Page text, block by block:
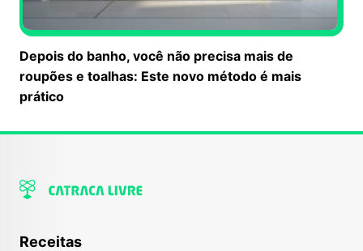
Depois do banho, você não precisa mais de
roupões e toalhas: Este novo método é mais
prático
Receitas